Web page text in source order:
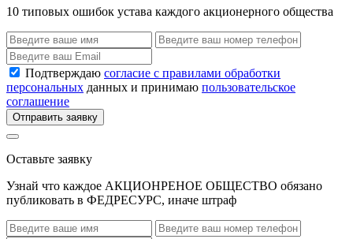
10 типовых ошибок устава каждого акционерного общества
Подтверждаю согласие с правилами обработки
персональных данных и принимаю пользовательское
соглашение
Отправить заявку
Оставьте заявку
Узнай что каждое АКЦИОНРЕНОЕ ОБЩЕСТВО обязано
публиковать в ФЕДРЕСУРС, иначе штраф